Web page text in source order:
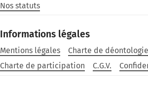
Nos statuts
Informations légales
Mentions légales
Charte de déontologie
Charte de participation
C.G.V.